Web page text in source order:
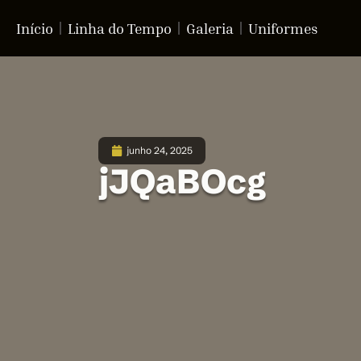
Início Linha do Tempo Galeria Uniformes
junho 24, 2025
jJQaBOcg